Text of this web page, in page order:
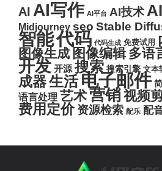
AI AI写作 AI平台 AI技术
Midjourney seo Stable
智能代码 代码生成 免费试用
图像生成 图像编辑 多语
开发 开源 搜索 搜索引擎 文本
成器生活电子邮件
语言处理 艺术营销视频
费用定价 资源检索 配乐 配